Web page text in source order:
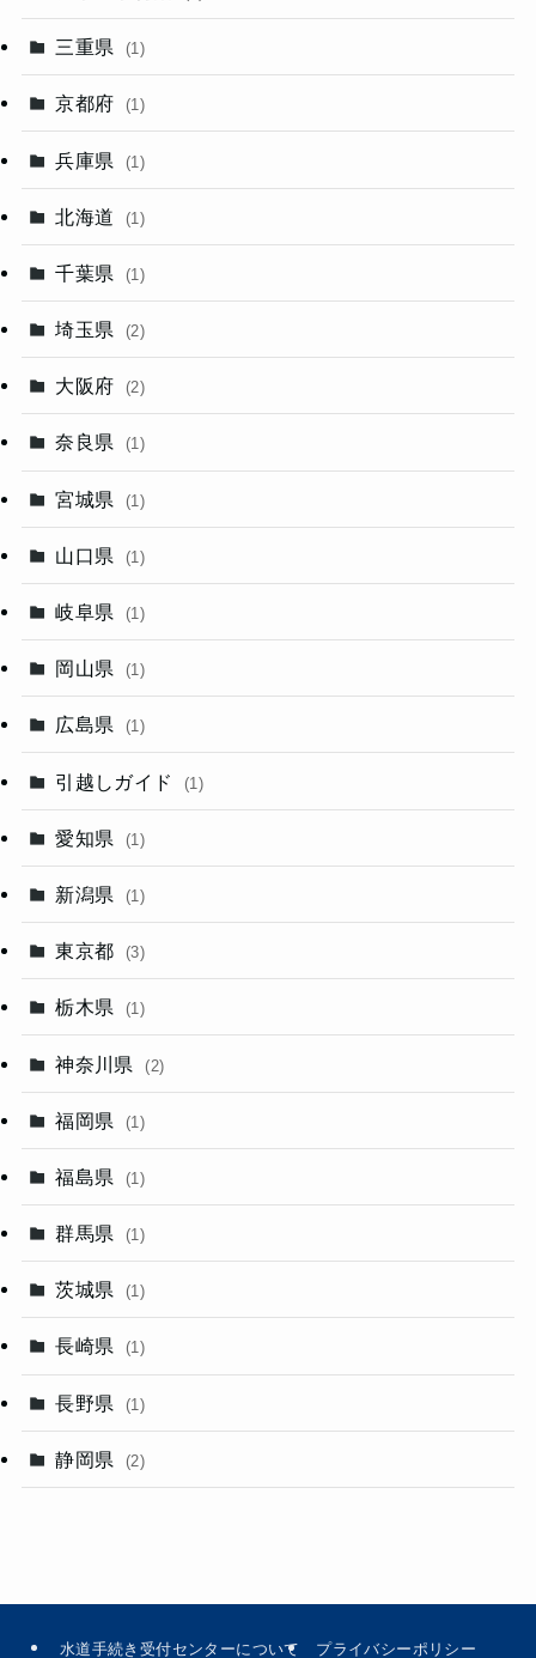
三重県 (1)
京都府 (1)
兵庫県 (1)
北海道 (1)
千葉県 (1)
埼玉県 (2)
大阪府 (2)
奈良県 (1)
宮城県 (1)
山口県 (1)
岐阜県 (1)
岡山県 (1)
広島県 (1)
引越しガイド (1)
愛知県 (1)
新潟県 (1)
東京都 (3)
栃木県 (1)
神奈川県 (2)
福岡県 (1)
福島県 (1)
群馬県 (1)
茨城県 (1)
長崎県 (1)
長野県 (1)
静岡県 (2)
水道手続き受付センターについて プライバシーポリシー